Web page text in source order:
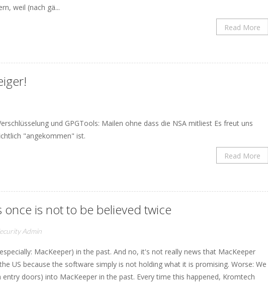
weil (nach gä...
Read More
und GPGTools: Mailen ohne dass die NSA mitliest Es freut uns
"angekommen" ist.
Read More
once is not to be believed twice
Admin
MacKeeper) in the past. And no, it's not really news that MacKeeper
US because the software simply is not holding what it is promising. Worse: We
doors) into MacKeeper in the past. Every time this happened, Kromtech